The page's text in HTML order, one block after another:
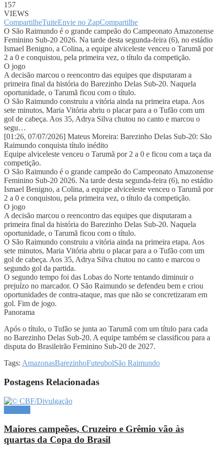
157
VIEWS
CompartilheTuiteEnvie no ZapCompartilhe
O São Raimundo é o grande campeão do Campeonato Amazonense
Feminino Sub-20 2026. Na tarde desta segunda-feira (6), no estádio
Ismael Benigno, a Colina, a equipe alviceleste venceu o Tarumã por
2 a 0 e conquistou, pela primeira vez, o título da competição.
O jogo
A decisão marcou o reencontro das equipes que disputaram a
primeira final da história do Barezinho Delas Sub-20. Naquela
oportunidade, o Tarumã ficou com o título.
O São Raimundo construiu a vitória ainda na primeira etapa. Aos
sete minutos, Maria Vitória abriu o placar para a o Tufão com um
gol de cabeça. Aos 35, Adrya Silva chutou no canto e marcou o
segu…
[01:26, 07/07/2026] Mateus Moreira: Barezinho Delas Sub-20: São
Raimundo conquista título inédito
Equipe alviceleste venceu o Tarumã por 2 a 0 e ficou com a taça da
competição.
O São Raimundo é o grande campeão do Campeonato Amazonense
Feminino Sub-20 2026. Na tarde desta segunda-feira (6), no estádio
Ismael Benigno, a Colina, a equipe alviceleste venceu o Tarumã por
2 a 0 e conquistou, pela primeira vez, o título da competição.
O jogo
A decisão marcou o reencontro das equipes que disputaram a
primeira final da história do Barezinho Delas Sub-20. Naquela
oportunidade, o Tarumã ficou com o título.
O São Raimundo construiu a vitória ainda na primeira etapa. Aos
sete minutos, Maria Vitória abriu o placar para a o Tufão com um
gol de cabeça. Aos 35, Adrya Silva chutou no canto e marcou o
segundo gol da partida.
O segundo tempo foi das Lobas do Norte tentando diminuir o
prejuízo no marcador. O São Raimundo se defendeu bem e criou
oportunidades de contra-ataque, mas que não se concretizaram em
gol. Fim de jogo.
Panorama
Após o título, o Tufão se junta ao Tarumã com um título para cada
no Barezinho Delas Sub-20. A equipe também se classificou para a
disputa do Brasileirão Feminino Sub-20 de 2027.
Tags: AmazonasBarezinhoFuteubolSão Raimundo
Postagens Relacionadas
Maiores campeões, Cruzeiro e Grêmio vão às
quartas da Copa do Brasil